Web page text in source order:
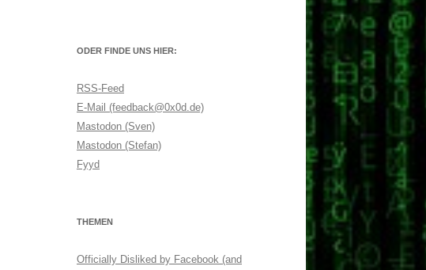
ODER FINDE UNS HIER:
RSS-Feed
E-Mail (feedback@0x0d.de)
Mastodon (Sven)
Mastodon (Stefan)
Fyyd
THEMEN
Officially Disliked by Facebook (and